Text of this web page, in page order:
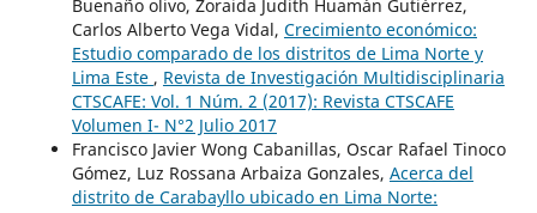
Buenaño olivo, Zoraida Judith Huamán Gutiérrez,
Carlos Alberto Vega Vidal, Crecimiento económico:
Estudio comparado de los distritos de Lima Norte y
Lima Este , Revista de Investigación Multidisciplinaria
CTSCAFE: Vol. 1 Núm. 2 (2017): Revista CTSCAFE
Volumen I- N°2 Julio 2017
Francisco Javier Wong Cabanillas, Oscar Rafael Tinoco
Gómez, Luz Rossana Arbaiza Gonzales, Acerca del
distrito de Carabayllo ubicado en Lima Norte: